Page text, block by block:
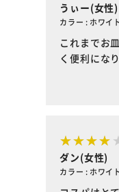
うぃー(女性)
カラー : ホワイ
これまでお
く便利にな
ダン(女性)
カラー : ホワイ